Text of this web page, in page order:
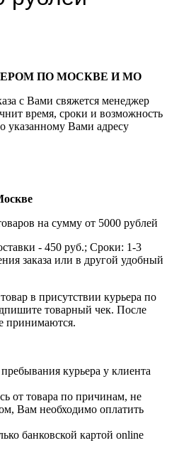
ПО МОСКВЕ И МО
с Вами свяжется менеджер
время, сроки и возможность
указанному Вами адресу
на сумму от 5000 рублей
- 450 руб.; Сроки: 1-3
заказа или в другой удобный
в присутствии курьера по
товарный чек. После
принимаются.
курьера у клиента
от товара по причинам, не
Вам необходимо оплатить
банковской картой online